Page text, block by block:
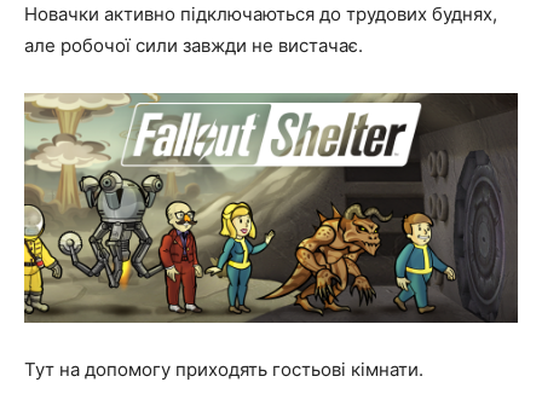
Новачки активно підключаються до трудових буднях,
але робочої сили завжди не вистачає.
Тут на допомогу приходять гостьові кімнати.